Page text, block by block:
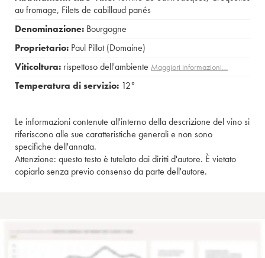
au fromage, Filets de cabillaud panés
Denominazione: Bourgogne
Proprietario: Paul Pillot (Domaine)
Viticoltura: rispettoso dell'ambiente Maggiori informazioni…
Temperatura di servizio: 12°
Le informazioni contenute all'interno della descrizione del vino si
riferiscono alle sue caratteristiche generali e non sono
specifiche dell'annata.
Attenzione: questo testo è tutelato dai diritti d'autore. È vietato
copiarlo senza previo consenso da parte dell'autore.